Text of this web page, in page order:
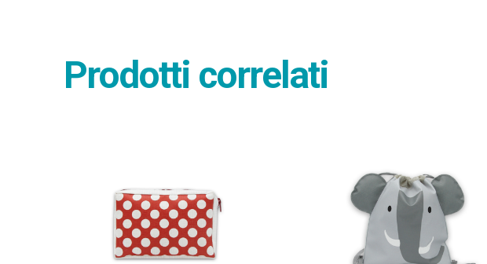
Prodotti correlati